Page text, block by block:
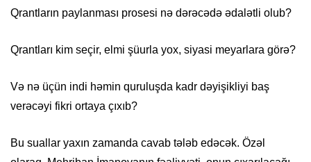
Qrantların paylanması prosesi nə dərəcədə ədalətli olub?
Qrantları kim seçir, elmi şüurla yox, siyasi meyarlara görə?
Və nə üçün indi həmin quruluşda kadr dəyişikliyi baş
verəcəyi fikri ortaya çıxıb?
Bu suallar yaxın zamanda cavab tələb edəcək. Özəl